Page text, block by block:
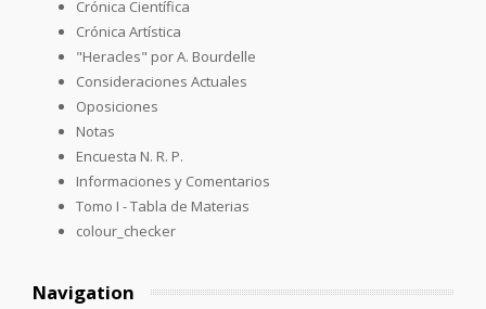
Crónica Científica
Crónica Artística
"Heracles" por A. Bourdelle
Consideraciones Actuales
Oposiciones
Notas
Encuesta N. R. P.
Informaciones y Comentarios
Tomo I - Tabla de Materias
colour_checker
Navigation